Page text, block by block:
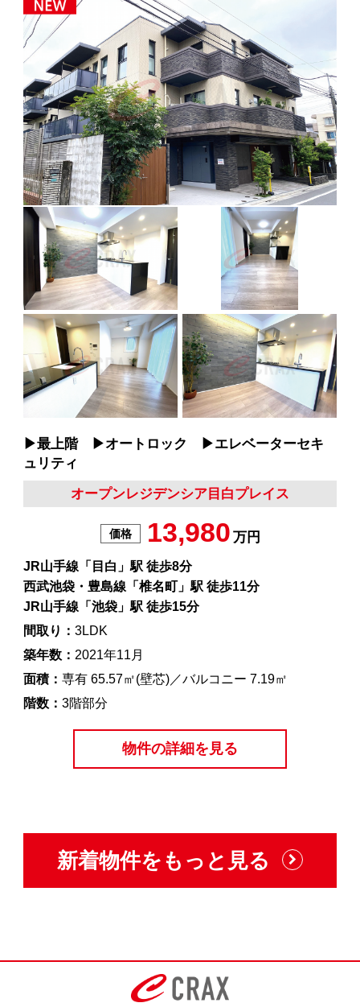
▶︎最上階 ▶︎オートロック ▶︎エレベーターセキ
ュリティ
オープンレジデンシア目白プレイス
価格 13,980 万円
JR山手線「目白」駅 徒歩8分
西武池袋・豊島線「椎名町」駅 徒歩11分
JR山手線「池袋」駅 徒歩15分
間取り： 3LDK
築年数： 2021年11月
面積： 専有 65.57㎡(壁芯)／バルコニー 7.19㎡
階数： 3階部分
物件の詳細を見る
新着物件をもっと見る